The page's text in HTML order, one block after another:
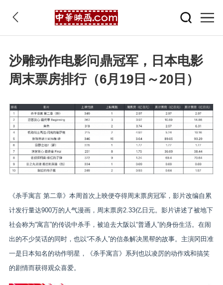
沙雕动作电影问鼎冠军，日本电影
周末票房排行（6月19日～20日）
《杀手寓言 第二章》本周首次上映便夺得周末票房冠军，影片改编自累
计发行量达900万的人气漫画，周末票房2.33亿日元。影片讲述了被地下
社会称为“寓言”的传说中杀手，被迫去大阪以“普通人”的身份生活。在闹
出的不少笑话的同时，也以“不杀人”的信条解决黑帮的故事。主演冈田准
一是日本知名的动作明星，《杀手寓言》系列也以凌厉的动作戏和搞笑
的剧情而获得观众喜爱。